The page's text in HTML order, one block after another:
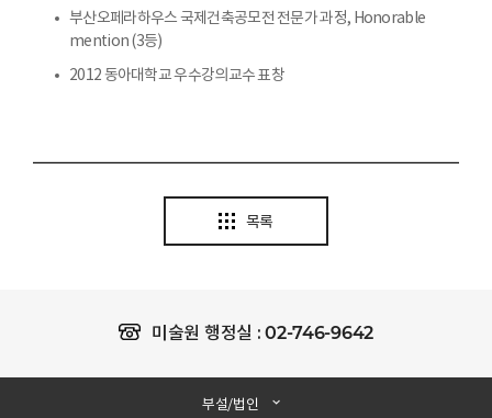
부산오페라하우스 국제건축공모전 전문가 과정, Honorable
mention (3등)
2012 동아대학교 우수강의교수 표창
목록
미술원 행정실 :02-746-9642
부설/법인